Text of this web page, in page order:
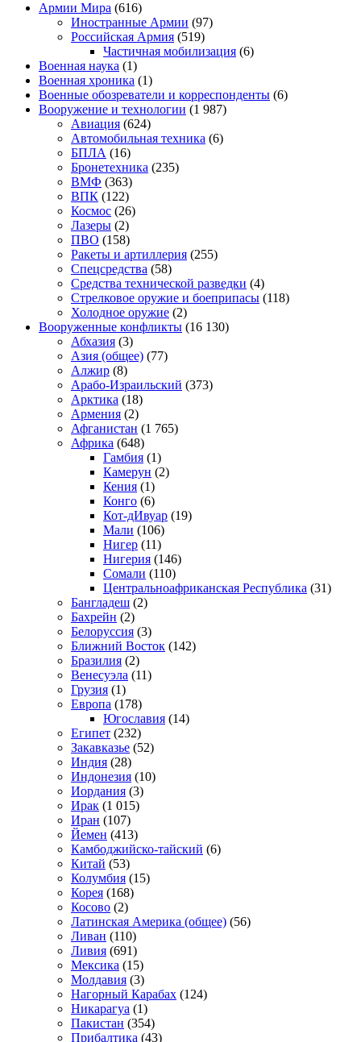
Армии Мира (616)
Иностранные Армии (97)
Российская Армия (519)
Частичная мобилизация (6)
Военная наука (1)
Военная хроника (1)
Военные обозреватели и корреспонденты (6)
Вооружение и технологии (1 987)
Авиация (624)
Автомобильная техника (6)
БПЛА (16)
Бронетехника (235)
ВМФ (363)
ВПК (122)
Космос (26)
Лазеры (2)
ПВО (158)
Ракеты и артиллерия (255)
Спецсредства (58)
Средства технической разведки (4)
Стрелковое оружие и боеприпасы (118)
Холодное оружие (2)
Вооруженные конфликты (16 130)
Абхазия (3)
Азия (общее) (77)
Алжир (8)
Арабо-Израильский (373)
Арктика (18)
Армения (2)
Афганистан (1 765)
Африка (648)
Гамбия (1)
Камерун (2)
Кения (1)
Конго (6)
Кот-дИвуар (19)
Мали (106)
Нигер (11)
Нигерия (146)
Сомали (110)
Центральноафриканская Республика (31)
Бангладеш (2)
Бахрейн (2)
Белоруссия (3)
Ближний Восток (142)
Бразилия (2)
Венесуэла (11)
Грузия (1)
Европа (178)
Югославия (14)
Египет (232)
Закавказье (52)
Индия (28)
Индонезия (10)
Иордания (3)
Ирак (1 015)
Иран (107)
Йемен (413)
Камбоджийско-тайский (6)
Китай (53)
Колумбия (15)
Корея (168)
Косово (2)
Латинская Америка (общее) (56)
Ливан (110)
Ливия (691)
Мексика (15)
Молдавия (3)
Нагорный Карабах (124)
Никарагуа (1)
Пакистан (354)
Прибалтика (43)